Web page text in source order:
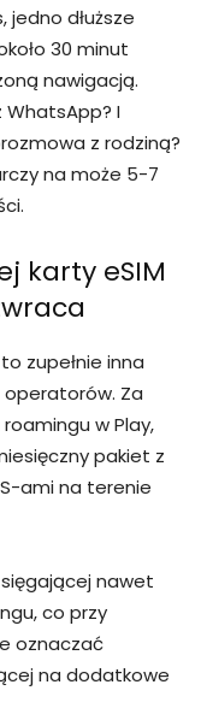
dłuższe
30 minut
nawigacją.
WhatsApp? I
z rodziną?
na może 5-7
karty eSIM
zupełnie inna
Za
w Play,
pakiet z
ami na terenie
nawet
co przy
oznaczać
na dodatkowe